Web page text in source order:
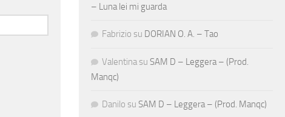
– Luna lei mi guarda
Fabrizio su DORIAN O. A. – Tao
Valentina su SAM D – Leggera – (Prod.
Manqc)
Danilo su SAM D – Leggera – (Prod. Manqc)